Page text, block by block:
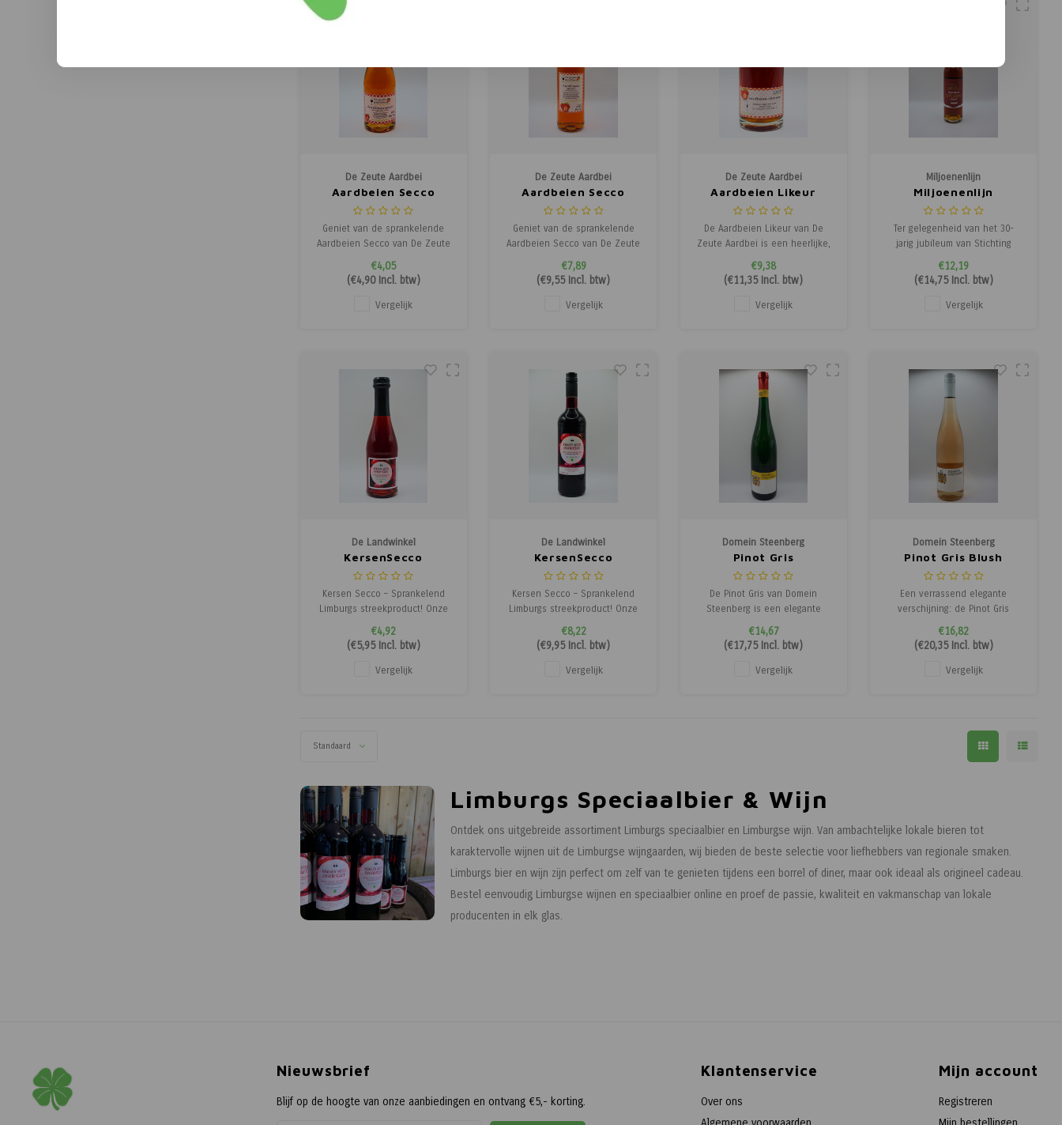
De Zeute Aardbei
Aardbeien Secco
Geniet van de sprankelende
Aardbeien Secco van De Zeute
Aardbei! Deze frisse, lichtzoete
bubbels met de smaak van
rijpe aardbeien zijn ideaal voor
feestjes, zomerse borrels of
€4,05
(€4,90Incl. btw)
Vergelijk
De Zeute Aardbei
Aardbeien Secco
Geniet van de sprankelende
Aardbeien Secco van De Zeute
Aardbei! Deze frisse, lichtzoete
bubbels met de smaak van
rijpe aardbeien zijn ideaal voor
feestjes, zomerse borrels of
€7,89
(€9,55Incl. btw)
Vergelijk
De Zeute Aardbei
Aardbeien Likeur
De Aardbeien Likeur van De
Zeute Aardbei is een heerlijke,
ambachtelijke likeur met de
volle, natuurlijke smaak van
zonrijpe aardbeien. Met zorg
bereid op de boerderij,
€9,38
(€11,35Incl. btw)
Vergelijk
Miljoenenlijn
Miljoenenlijn
Stoomlikeur
Ter gelegenheid van het 30-
jarig jubileum van Stichting
ZLSM werd in 2018 een unieke
en smaakvolle Miljoenenlijn
Stoomlikeur ontwikkeld. Deze
bijzondere likeur is
€12,19
(€14,75Incl. btw)
Vergelijk
De Landwinkel
KersenSecco
Eyserheide
Kersen Secco – Sprankelend
Limburgs streekproduct! Onze
Kersen Secco is een feestelijk
mousserend drankje, gemaakt
van zorgvuldig geselecteerde
eigen Limburgse kersen. De
€4,92
(€5,95Incl. btw)
Vergelijk
De Landwinkel
KersenSecco
Eyserheide
Kersen Secco – Sprankelend
Limburgs streekproduct! Onze
Kersen Secco is een feestelijk
mousserend drankje, gemaakt
van zorgvuldig geselecteerde
eigen Limburgse kersen. De
€8,22
(€9,95Incl. btw)
Vergelijk
Domein Steenberg
Pinot Gris
De Pinot Gris van Domein
Steenberg is een elegante
witte wijn die finesse en
karakter harmonieus
combineert. Afkomstig van de
zonnige hellingen van Domein
€14,67
(€17,75Incl. btw)
Vergelijk
Domein Steenberg
Pinot Gris Blush
Een verrassend elegante
verschijning: de Pinot Gris
Blush van Domein Steenberg,
combineert de verfijning van
witte wijn met de charmante
kleur en levendigheid van
zalmroze tin
€16,82
(€20,35Incl. btw)
Vergelijk
Standaard
Limburgs Speciaalbier & Wijn
Ontdek ons uitgebreide assortiment Limburgs speciaalbier en Limburgse wijn. Van ambachtelijke lokale bieren tot
karaktervolle wijnen uit de Limburgse wijngaarden, wij bieden de beste selectie voor liefhebbers van regionale smaken.
Limburgs bier en wijn zijn perfect om zelf van te genieten tijdens een borrel of diner, maar ook ideaal als origineel cadeau.
Bestel eenvoudig Limburgse wijnen en speciaalbier online en proef de passie, kwaliteit en vakmanschap van lokale
producenten in elk glas.
Nieuwsbrief
Blijf op de hoogte van onze aanbiedingen en ontvang €5,- korting.
Klantenservice
Over ons
Mijn account
Registreren